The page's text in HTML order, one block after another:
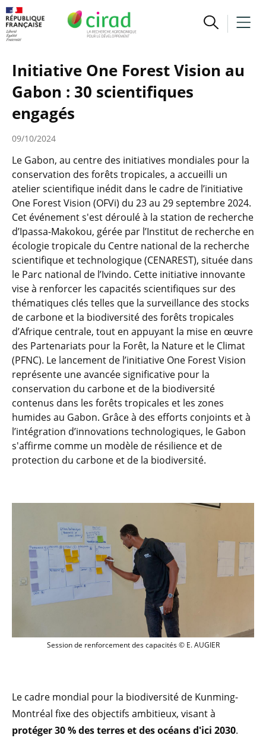
Initiative One Forest Vision au
Gabon : 30 scientifiques
engagés
09/10/2024
Le Gabon, au centre des initiatives mondiales pour la
conservation des forêts tropicales, a accueilli un
atelier scientifique inédit dans le cadre de l’initiative
One Forest Vision (OFVi) du 23 au 29 septembre 2024.
Cet événement s'est déroulé à la station de recherche
d’Ipassa-Makokou, gérée par l’Institut de recherche en
écologie tropicale du Centre national de la recherche
scientifique et technologique (CENAREST), située dans
le Parc national de l’Ivindo. Cette initiative innovante
vise à renforcer les capacités scientifiques sur des
thématiques clés telles que la surveillance des stocks
de carbone et la biodiversité des forêts tropicales
d’Afrique centrale, tout en appuyant la mise en œuvre
des Partenariats pour la Forêt, la Nature et le Climat
(PFNC). Le lancement de l’initiative One Forest Vision
représente une avancée significative pour la
conservation du carbone et de la biodiversité
contenus dans les forêts tropicales et les zones
humides au Gabon. Grâce à des efforts conjoints et à
l’intégration d’innovations technologiques, le Gabon
s'affirme comme un modèle de résilience et de
protection du carbone et de la biodiversité.
Session de renforcement des capacités
Session de renforcement des capacités © E. AUGIER
Le cadre mondial pour la biodiversité de Kunming-
Montréal fixe des objectifs ambitieux, visant à
protéger 30 % des terres et des océans d'ici 2030.